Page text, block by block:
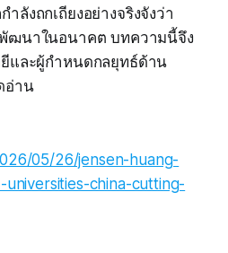
ลังถกเถียงอย่างจริงจังว่า
ฒนาในอนาคต บทความนี้จึง
และผู้กำหนดกลยุทธ์ด้าน
อ่าน
05/26/jensen-huang-
universities-china-cutting-